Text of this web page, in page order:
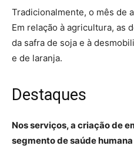
Tradicionalmente, o mês de
Em relação à agricultura, as
da safra de soja e à
e de laranja.
Destaques
Nos serviços, a criação de
segmento de saúde